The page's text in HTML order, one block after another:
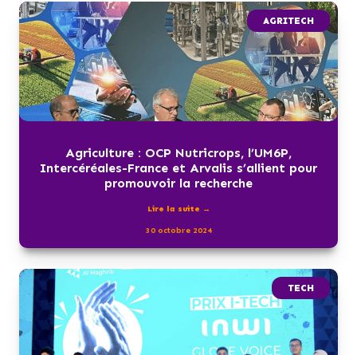
AGRITECH
Agriculture : OCP Nutricrops, l’UM6P,
Intercéréales-France et Arvalis s’allient pour
promouvoir la recherche
Lire la suite →
30 octobre 2024
TECH